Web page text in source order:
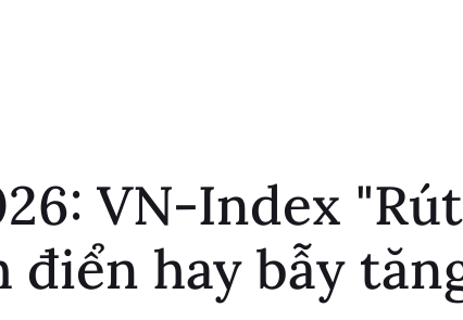
VN-Index
hay bẫy